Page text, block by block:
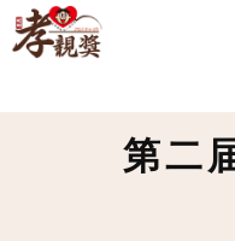
首页
第二